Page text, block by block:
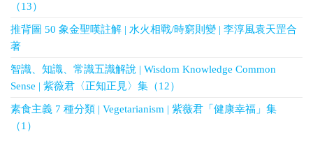
（13）
推背圖 50 象金聖嘆註解 | 水火相戰/時窮則變 | 李淳風袁天罡合
著
智識、知識、常識五識解說 | Wisdom Knowledge Common
Sense | 紫薇君〈正知正見〉集（12）
素食主義 7 種分類 | Vegetarianism | 紫薇君「健康幸福」集
（1）